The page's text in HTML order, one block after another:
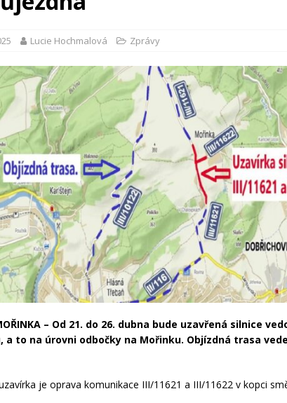
Lucie Hochmalová Zprávy
– Od 21. do 26. dubna bude uzavřená silnice
a to na úrovni odbočky na Mořinku. Objízdná trasa
je oprava komunikace III/11621 a III/11622 v kopci